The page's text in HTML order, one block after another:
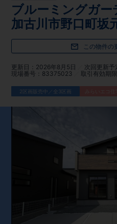
ブルーミングガー
加古川市野口町坂
この物件の
更新日 2026年8月5日 次回更新予
現場番号
83375023 取引有効期限
2区画販売中／全3区画